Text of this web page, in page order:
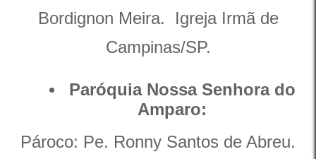
Bordignon Meira. Igreja Irmã de
Campinas/SP.
Paróquia Nossa Senhora do
Amparo:
Pároco: Pe. Ronny Santos de Abreu.